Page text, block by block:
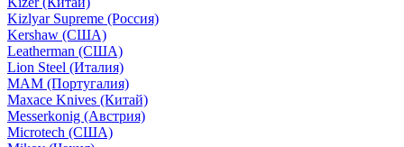
Kizlyar Supreme (Россия)
Kershaw (США)
Leatherman (США)
Lion Steel (Италия)
MAM (Португалия)
Maxace Knives (Китай)
Messerkonig (Австрия)
Microtech (США)